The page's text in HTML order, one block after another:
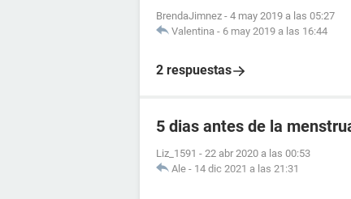
BrendaJimnez - 4 may 2019 a las 05:27
Valentina - 6 may 2019 a las 16:44
2 respuestas
5 dias antes de la
Liz_1591 - 22 abr 2020 a las 00:53
Ale - 14 dic 2021 a las 21:31